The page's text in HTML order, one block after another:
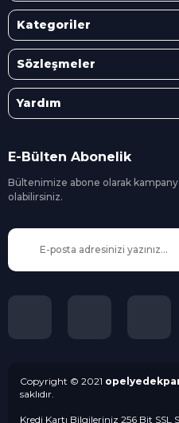
Kategoriler
Sözleşmeler
Yardım
E-Bülten Abonelik
Bültenimize abone olarak
olabilirsiniz.
Copyright © 2021
saklıdır.
Kredi Kartı Bilgileriniz 256 Bit SSL